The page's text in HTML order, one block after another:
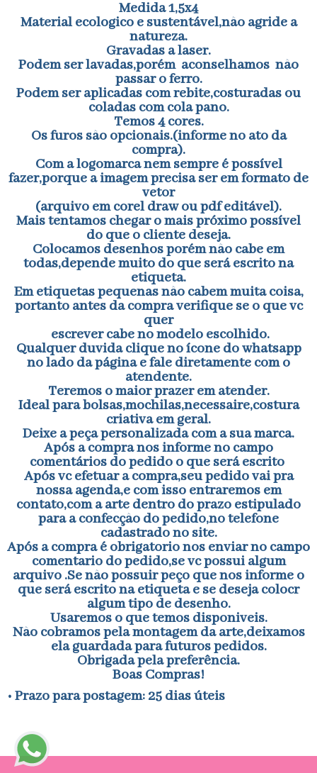
Medida 1,5x4
Material ecologico e sustentável,não agride a
natureza.
Gravadas a laser.
Podem ser lavadas,porém aconselhamos não
passar o ferro.
Podem ser aplicadas com rebite,costuradas ou
coladas com cola pano.
Temos 4 cores.
Os furos são opcionais.(informe no ato da
compra).
Com a logomarca nem sempre é possível
fazer,porque a imagem precisa ser em formato de
vetor
(arquivo em corel draw ou pdf editável).
Mais tentamos chegar o mais próximo possível
do que o cliente deseja.
Colocamos desenhos porém não cabe em
todas,depende muito do que será escrito na
etiqueta.
Em etiquetas pequenas não cabem muita coisa,
portanto antes da compra verifique se o que vc
quer
escrever cabe no modelo escolhido.
Qualquer duvida clique no ícone do whatsapp
no lado da página e fale diretamente com o
atendente.
Teremos o maior prazer em atender.
Ideal para bolsas,mochilas,necessaire,costura
criativa em geral.
Deixe a peça personalizada com a sua marca.
Após a compra nos informe no campo
comentários do pedido o que será escrito
Após vc efetuar a compra,seu pedido vai pra
nossa agenda,e com isso entraremos em
contato,com a arte dentro do prazo estipulado
para a confecção do pedido,no telefone
cadastrado no site.
Após a compra é obrigatorio nos enviar no campo
comentario do pedido,se vc possui algum
arquivo .Se não possuir peço que nos informe o
que será escrito na etiqueta e se deseja colocr
algum tipo de desenho.
Usaremos o que temos disponiveis.
Não cobramos pela montagem da arte,deixamos
ela guardada para futuros pedidos.
Obrigada pela preferência.
Boas Compras!
• Prazo para postagem: 25 dias úteis